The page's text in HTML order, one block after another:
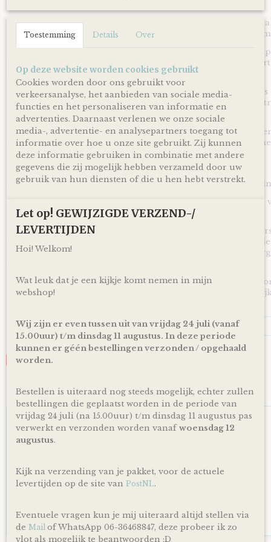
We Owl love Gifts!
Luiers en monddoekjes kan je nooit genoeg hebben en zijn
een baby op komst of wanneer je net kersverse papa en
Met deze Luiertaart Olifant Aqua blauw - Beige heb je een
kraamcadeau voor een zwangerschap, babyshower of
krijgen en leuk om te geven!
Door de combinatie van aqua blauw gekleurde
linten is deze Luiertaart Olifant Aqua blauw - Beige volgens
cadeau te geven bij de komst of geboorte van een jongen
De luiertaart wordt op een kartonnen onderplaat geplaatst
verpakt door middel van doorzichtig folie en lint, zodat je
Ophalen & Verzenden
Je kunt je bestelling dagelijks,op afspraak, komen ophalen
binnen Nederland verzenden*
inclusief track en trace code!
Uiteraard is rechtstreeks verzending naar de kersverse
voor de persoonlijke touch kan je een eigen wens of
achterlaten in het opmerkingen veld bij het bestellen en
*Producten, op voorraad, worden binnen 1-4 werkdagen
levering is afhankelijk van de dienstregeling van PostNL.
Reacties
Save
Ook interessant
Toestemming Details Over
Op deze website worden cookies gebruikt
Cookies worden door ons gebruikt voor
verkeersanalyse, het aanbieden van sociale media-
functies en het personaliseren van informatie en
advertenties. Daarnaast verlenen we onze sociale
media-, advertentie- en analysepartners toegang tot
informatie over hoe u onze site gebruikt. Zij kunnen
deze informatie gebruiken in combinatie met andere
gegevens die zij mogelijk hebben verzameld door uw
gebruik van hun diensten of die u hen hebt verstrekt.
Let op! GEWIJZIGDE VERZEND-/
LEVERTIJDEN
Hoi! Welkom!
Wat leuk dat je een kijkje komt nemen in mijn
webshop!
Wij zijn er even tussen uit van vrijdag 24 juli (vanaf
15.00uur) t/m dinsdag 11 augustus. In deze periode
kunnen er géén bestellingen verzonden / opgehaald
worden.
Bestellen is uiteraard nog steeds mogelijk, echter zullen
bestellingen die geplaatst worden in de periode van
vrijdag 24 juli (na 15.00uur) t/m dinsdag 11 augustus pas
verwerkt en verzonden worden vanafwoensdag 12
augustus.
Kijk na verzending van je pakket, voor de actuele
levertijden op de site van PostNL.
Eventuele vragen kun je mij uiteraard altijd stellen via
de Mail of WhatsApp 06-36468847, deze probeer ik zo
vlot als mogelijk te beantwoorden :D